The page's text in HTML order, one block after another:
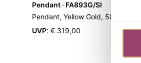
Pendant · FA893G/SI
Pendant, Yellow Gold, 585/-,fc
UVP: € 319,00